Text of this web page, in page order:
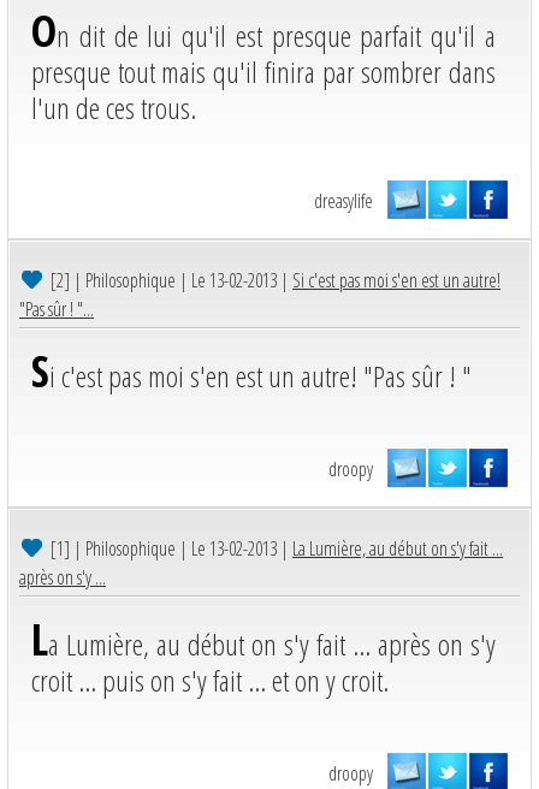
On dit de lui qu'il est presque parfait qu'il a
presque tout mais qu'il finira par sombrer dans
l'un de ces trous.
dreasylife
[2] | Philosophique | Le 13-02-2013 | Si c'est pas moi s'en est un autre!
"Pas sûr ! "...
Si c'est pas moi s'en est un autre! "Pas sûr ! "
droopy
[1] | Philosophique | Le 13-02-2013 | La Lumière, au début on s'y fait ...
après on s'y ...
La Lumière, au début on s'y fait ... après on s'y
croit ... puis on s'y fait ... et on y croit.
droopy